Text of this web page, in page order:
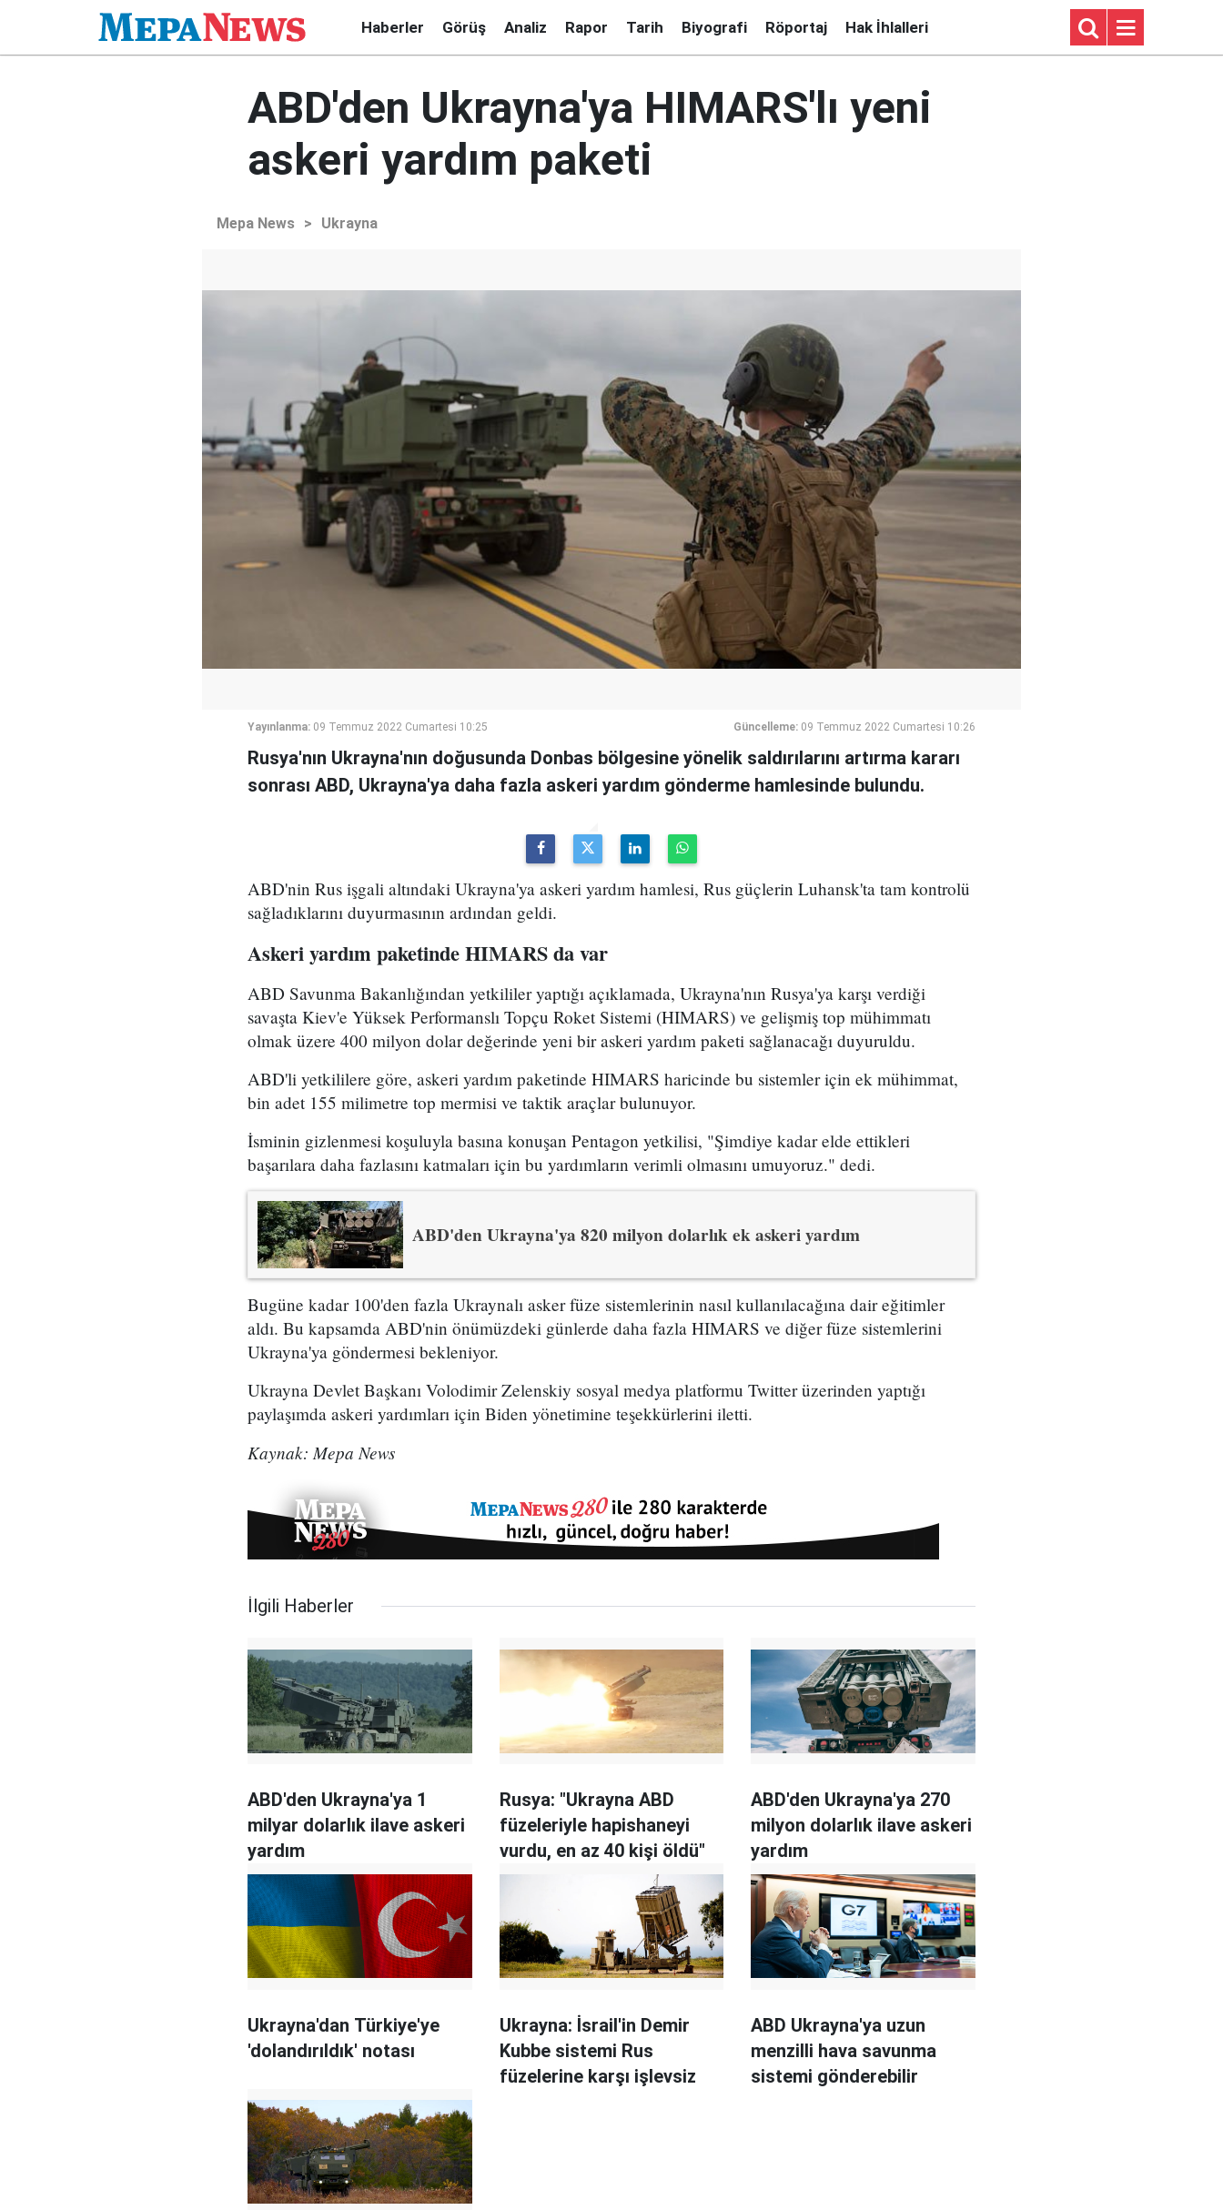
Haberler Görüş Analiz Rapor Tarih Biyografi Röportaj Hak İhlalleri
ABD'den Ukrayna'ya HIMARS'lı yeni
askeri yardım paketi
Mepa News > Ukrayna
Yayınlanma: 09 Temmuz 2022 Cumartesi 10:25 Güncelleme: 09 Temmuz 2022 Cumartesi 10:26
Rusya'nın Ukrayna'nın doğusunda Donbas bölgesine yönelik saldırılarını artırma kararı
sonrası ABD, Ukrayna'ya daha fazla askeri yardım gönderme hamlesinde bulundu.
ABD'nin Rus işgali altındaki Ukrayna'ya askeri yardım hamlesi, Rus güçlerin Luhansk'ta tam kontrolü
sağladıklarını duyurmasının ardından geldi.
Askeri yardım paketinde HIMARS da var
ABD Savunma Bakanlığından yetkililer yaptığı açıklamada, Ukrayna'nın Rusya'ya karşı verdiği
savaşta Kiev'e Yüksek Performanslı Topçu Roket Sistemi (HIMARS) ve gelişmiş top mühimmatı
olmak üzere 400 milyon dolar değerinde yeni bir askeri yardım paketi sağlanacağı duyuruldu.
ABD'li yetkililere göre, askeri yardım paketinde HIMARS haricinde bu sistemler için ek mühimmat,
bin adet 155 milimetre top mermisi ve taktik araçlar bulunuyor.
İsminin gizlenmesi koşuluyla basına konuşan Pentagon yetkilisi, "Şimdiye kadar elde ettikleri
başarılara daha fazlasını katmaları için bu yardımların verimli olmasını umuyoruz." dedi.
ABD'den Ukrayna'ya 820 milyon dolarlık ek askeri yardım
Bugüne kadar 100'den fazla Ukraynalı asker füze sistemlerinin nasıl kullanılacağına dair eğitimler
aldı. Bu kapsamda ABD'nin önümüzdeki günlerde daha fazla HIMARS ve diğer füze sistemlerini
Ukrayna'ya göndermesi bekleniyor.
Ukrayna Devlet Başkanı Volodimir Zelenskiy sosyal medya platformu Twitter üzerinden yaptığı
paylaşımda askeri yardımları için Biden yönetimine teşekkürlerini iletti.
Kaynak: Mepa News
İlgili Haberler
ABD'den Ukrayna'ya 1
milyar dolarlık ilave askeri
yardım
Rusya: "Ukrayna ABD
füzeleriyle hapishaneyi
vurdu, en az 40 kişi öldü"
ABD'den Ukrayna'ya 270
milyon dolarlık ilave askeri
yardım
Ukrayna'dan Türkiye'ye
'dolandırıldık' notası
Ukrayna: İsrail'in Demir
Kubbe sistemi Rus
füzelerine karşı işlevsiz
ABD Ukrayna'ya uzun
menzilli hava savunma
sistemi gönderebilir